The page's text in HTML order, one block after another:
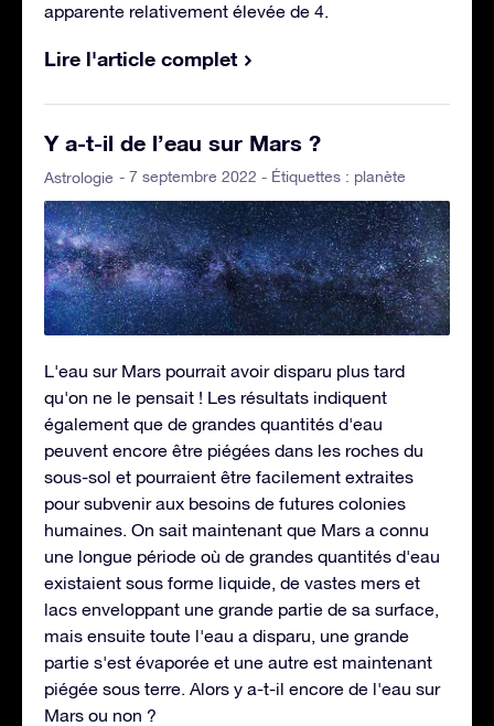
apparente relativement élevée de 4.
Lire l'article complet
Y a-t-il de l’eau sur Mars ?
Astrologie - 7 septembre 2022 - Étiquettes : planète
L'eau sur Mars pourrait avoir disparu plus tard
qu'on ne le pensait ! Les résultats indiquent
également que de grandes quantités d'eau
peuvent encore être piégées dans les roches du
sous-sol et pourraient être facilement extraites
pour subvenir aux besoins de futures colonies
humaines. On sait maintenant que Mars a connu
une longue période où de grandes quantités d'eau
existaient sous forme liquide, de vastes mers et
lacs enveloppant une grande partie de sa surface,
mais ensuite toute l'eau a disparu, une grande
partie s'est évaporée et une autre est maintenant
piégée sous terre. Alors y a-t-il encore de l'eau sur
Mars ou non ?